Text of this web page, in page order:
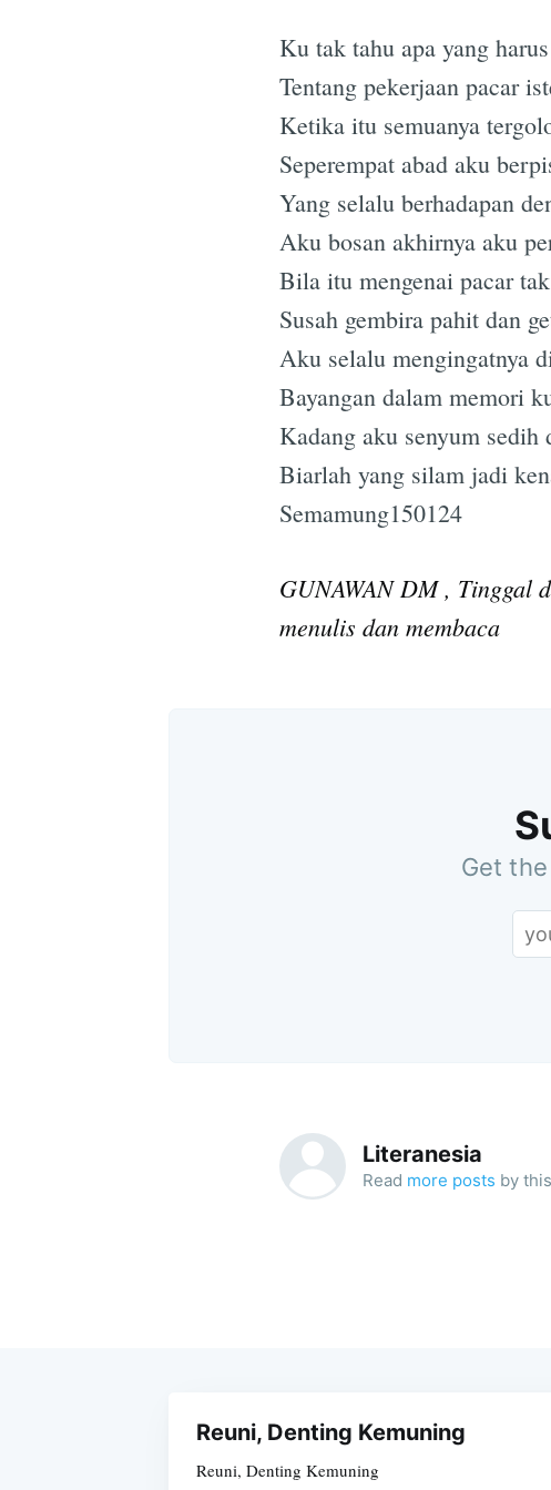
Ku tak tahu apa yang
Tentang pekerjaan pacar
Ketika itu semuanya
Seperempat abad aku
Yang selalu berhadapan
Aku bosan akhirnya aku
Bila itu mengenai pacar
Susah gembira pahit dan
Aku selalu mengingatnya
Bayangan dalam memori
Kadang aku senyum sedih
Biarlah yang silam jadi
Semamung150124
GUNAWAN DM , Tinggal
menulis dan membaca
Get
Literanesia
Read more posts by
Reuni, Denting Kemuning
Reuni, Denting Kemuning